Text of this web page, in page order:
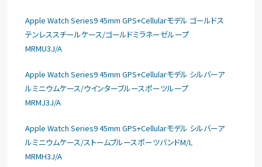
Apple Watch Series9 45mm GPS+Cellularモデル ゴールドス
テンレススチールケース/ゴールドミラネーゼループ
MRMU3J/A
Apple Watch Series9 45mm GPS+Cellularモデル シルバーア
ルミニウムケース/ウインターブルースポーツループ
MRMJ3J/A
Apple Watch Series9 45mm GPS+Cellularモデル シルバーア
ルミニウムケース/ストームブルースポーツバンドM/L
MRMH3J/A